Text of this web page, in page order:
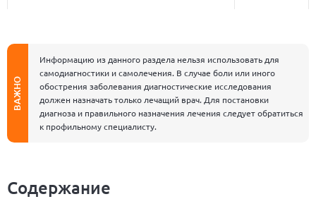
ВАЖНО
Информацию из данного раздела нельзя использовать для
самодиагностики и самолечения. В случае боли или иного
обострения заболевания диагностические исследования
должен назначать только лечащий врач. Для постановки
диагноза и правильного назначения лечения следует обратиться
к профильному специалисту.
Содержание